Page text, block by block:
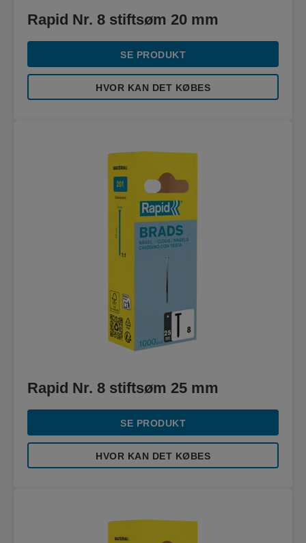
Rapid Nr. 8 stiftsøm 20 mm
SE PRODUKT
HVOR KAN DET KØBES
Rapid Nr. 8 stiftsøm 25 mm
SE PRODUKT
HVOR KAN DET KØBES